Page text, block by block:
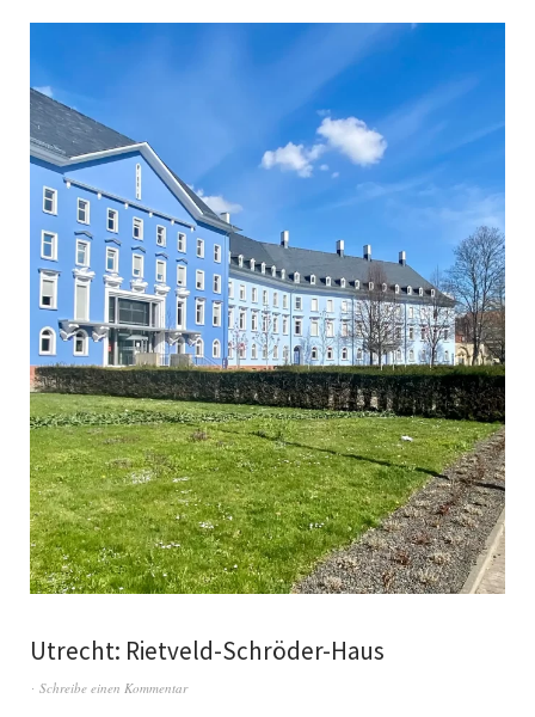
Utrecht: Rietveld-Schröder-Haus
Schreibe einen Kommentar